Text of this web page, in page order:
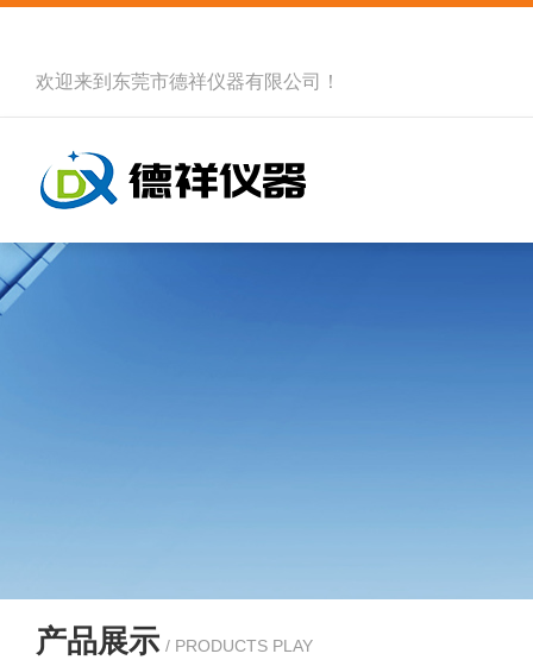
欢迎来到 东莞市德祥仪器有限公司 ！
产品展示 / PRODUCTS PLAY